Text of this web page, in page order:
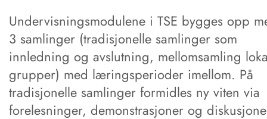
Undervisningsmodulene i TSE bygges opp
3 samlinger (tradisjonelle samlinger som
innledning og avslutning, mellomsamling
grupper) med læringsperioder imellom. På
tradisjonelle samlinger formidles ny viten via
forelesninger, demonstrasjoner og